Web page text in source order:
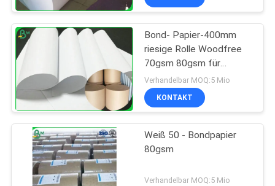
Bond- Papier-400mm
riesige Rolle Woodfree
70gsm 80gsm für
Offsetdruck
Verhandelbar MOQ:5 Mio
KONTAKT
Weiß 50 - Bondpapier
80gsm
Verhandelbar MOQ:5 Mio